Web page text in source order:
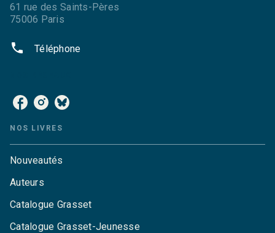
61 rue des Saints-Pères
75006 Paris
phone Téléphone
NOS LIVRES
Nouveautés
Auteurs
Catalogue Grasset
Catalogue Grasset-Jeunesse